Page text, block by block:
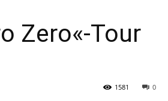
Zero«-Tour
0
1581